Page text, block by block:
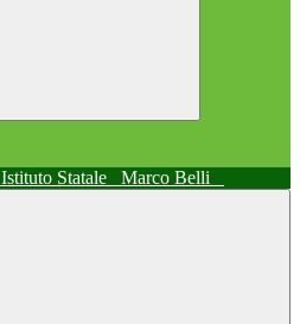
Istituto Statale Marco Belli